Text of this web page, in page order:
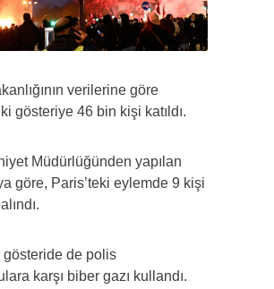
verilerine göre
gösteriye 46 bin kişi katıldı.
Müdürlüğünden yapılan
göre, Paris’teki eylemde 9 kişi
gösteride de polis
karşı biber gazı kullandı.